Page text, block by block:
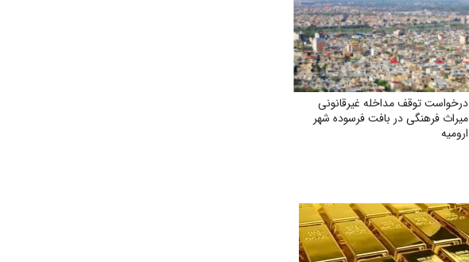
درخواست توقف مداخله غیرقانونی
میراث فرهنگی در بافت فرسوده شهر
ارومیه